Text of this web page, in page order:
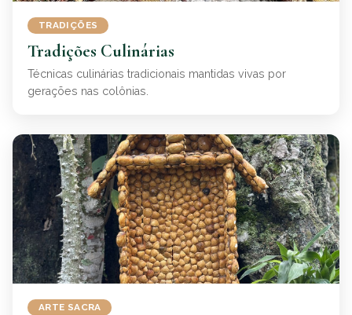
TRADIÇÕES
Tradições Culinárias
Técnicas culinárias tradicionais mantidas vivas por
gerações nas colônias.
ARTE SACRA